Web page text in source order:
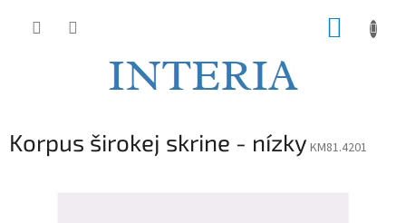
Korpus širokej skrine - nízky KM81.4201